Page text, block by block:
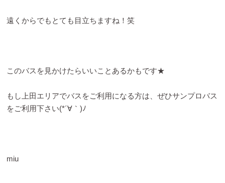
遠くからでもとても目立ちますね！笑
このバスを見かけたらいいことあるかもです★
もし上田エリアでバスをご利用になる方は、ぜひサンプロバス
をご利用下さい(*´∀｀)ﾉ
miu